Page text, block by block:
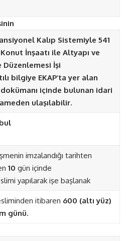
Kalıp Sistemiyle 541
İnşaatı ile Altyapı ve
Düzenlemesi İşi
bilgiye EKAP’ta yer alan
içinde bulunan idari
ulaşılabilir.
imzalandığı tarihten
10 gün içinde
yapılarak işe başlanak
itibaren 600 (altı yüz)
günü.